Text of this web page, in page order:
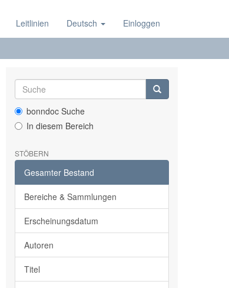
Leitlinien Deutsch Einloggen
bonndoc Suche
In diesem Bereich
STÖBERN
Gesamter Bestand
Bereiche & Sammlungen
Erscheinungsdatum
Autoren
Titel